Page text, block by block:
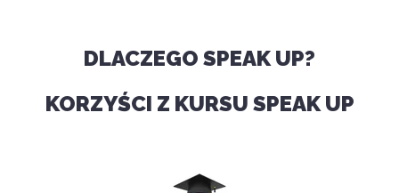
DLACZEGO SPEAK UP?
KORZYŚCI Z KURSU SPEAK UP